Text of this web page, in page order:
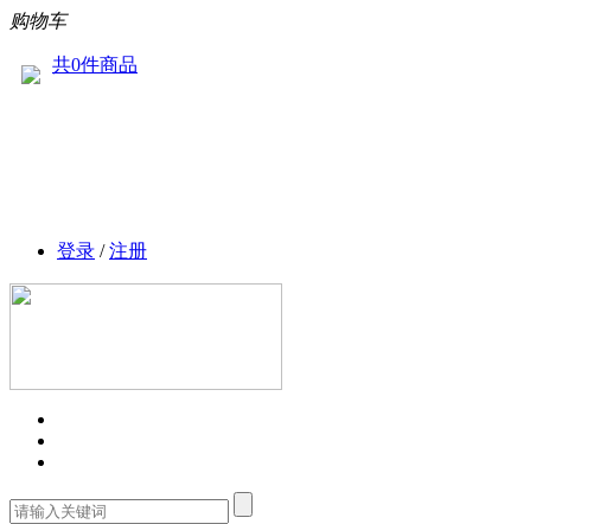
购物车
共0件商品
登录 /注册